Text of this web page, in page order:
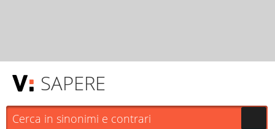
SAPERE